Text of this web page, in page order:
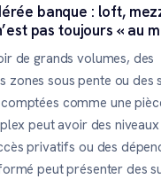
banque : loft,
pas toujours « au
de grands volumes, des
zones sous pente ou des
comme une
peut avoir des
privatifs ou des
peut présenter des